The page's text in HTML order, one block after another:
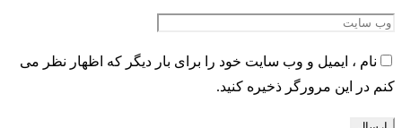
نام ، ایمیل و وب سایت خود را برای بار دیگر که اظهار نظر می
کنم در این مرورگر ذخیره کنید.